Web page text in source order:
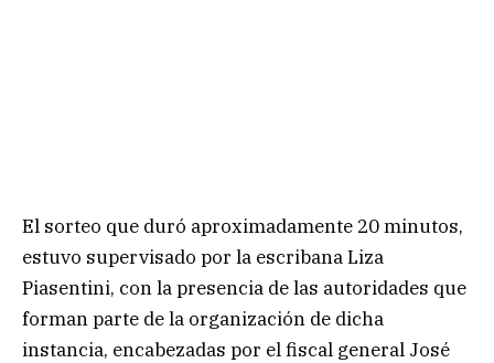
El sorteo que duró aproximadamente 20 minutos,
estuvo supervisado por la escribana Liza
Piasentini, con la presencia de las autoridades que
forman parte de la organización de dicha
instancia, encabezadas por el fiscal general José